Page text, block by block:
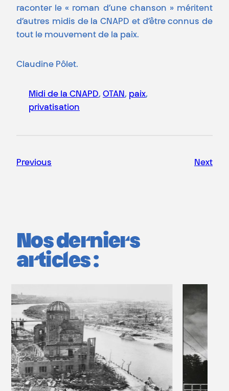
raconter le « roman d’une chanson » méritent
d’autres midis de la CNAPD et d’être connus de
tout le mouvement de la paix.
Claudine Pôlet.
Midi de la CNAPD, OTAN , paix
privatisation
Previous Next
Nos derniers
articles :